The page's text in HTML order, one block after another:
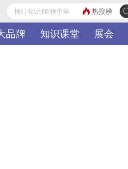
热搜榜
品牌 知识课堂 展会